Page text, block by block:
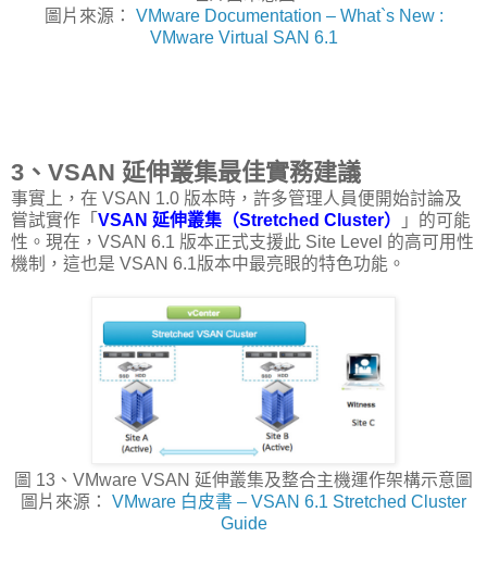
圖片來源： VMware Documentation – What`s New :
VMware Virtual SAN 6.1
3、VSAN 延伸叢集最佳實務建議
事實上，在 VSAN 1.0 版本時，許多管理人員便開始討論及
嘗試實作「 VSAN 延伸叢集（Stretched Cluster）
」的可能
性。現在，VSAN 6.1 版本正式支援此 Site Level 的高可用性
機制，這也是 VSAN 6.1版本中最亮眼的特色功能。
圖 13、VMware VSAN 延伸叢集及整合主機運作架構示意圖
圖片來源： VMware 白皮書 – VSAN 6.1 Stretched Cluster
Guide